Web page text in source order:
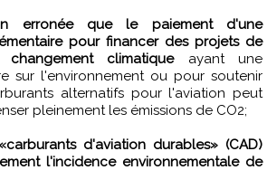
erronée que le paiement d'une
pour financer des projets de
climatiqueayant une
sur l'environnement ou pour soutenir
alternatifs pour l'aviation peut
pleinement les émissions de CO2;
d'aviation durables» (CAD)
l'incidence environnementale de